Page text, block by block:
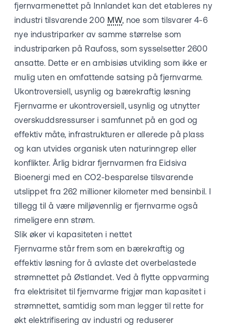
fjernvarmenettet på Innlandet kan det etableres ny
industri tilsvarende 200 MW, noe som tilsvarer 4-6
nye industriparker av samme størrelse som
industriparken på Raufoss, som sysselsetter 2600
ansatte. Dette er en ambisiøs utvikling som ikke er
mulig uten en omfattende satsing på fjernvarme.
Ukontroversiell, usynlig og bærekraftig løsning
Fjernvarme er ukontroversiell, usynlig og utnytter
overskuddsressurser i samfunnet på en god og
effektiv måte, infrastrukturen er allerede på plass
og kan utvides organisk uten naturinngrep eller
konflikter. Årlig bidrar fjernvarmen fra Eidsiva
Bioenergi med en CO2-besparelse tilsvarende
utslippet fra 262 millioner kilometer med bensinbil. I
tillegg til å være miljøvennlig er fjernvarme også
rimeligere enn strøm.
Slik øker vi kapasiteten i nettet
Fjernvarme står frem som en bærekraftig og
effektiv løsning for å avlaste det overbelastede
strømnettet på Østlandet. Ved å flytte oppvarming
fra elektrisitet til fjernvarme frigjør man kapasitet i
strømnettet, samtidig som man legger til rette for
økt elektrifisering av industri og reduserer